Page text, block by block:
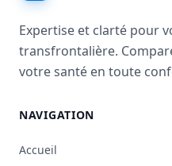
Expertise et clarté pour
transfrontalière.
votre santé en toute
NAVIGATION
Accueil